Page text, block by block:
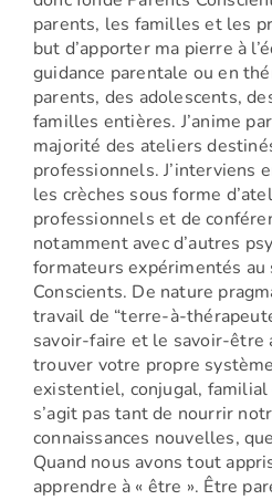
parents, les familles et les
but d’apporter ma pierre à
guidance parentale ou en
parents, des adolescents,
familles entières. J’anime
majorité des ateliers
professionnels. J’interviens
les crèches sous forme
professionnels et de
notamment avec d’autres
formateurs expérimentés au
Conscients. De nature
travail de “terre-à-
savoir-faire et le savoir-être
trouver votre propre
existentiel, conjugal,
s’agit pas tant de nourrir
connaissances nouvelles,
Quand nous avons tout
apprendre à « être ». Être